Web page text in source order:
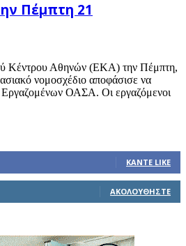
Πέμπτη 21
Κέντρου Αθηνών (ΕΚΑ) την Πέμπτη,
νομοσχέδιο αποφάσισε να
Εργαζομένων ΟΑΣΑ. Οι εργαζόμενοι
ΚΆΝΤΕ LIKE
ΑΚΟΛΟΥΘΉΣΤΕ